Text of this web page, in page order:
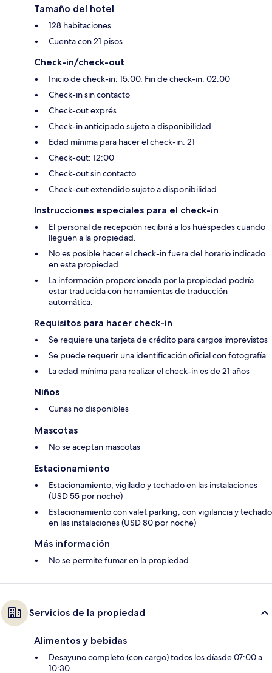
Tamaño del hotel
128 habitaciones
Cuenta con 21 pisos
Check-in/check-out
Inicio de check-in: 15:00. Fin de check-in: 02:00
Check-in sin contacto
Check-out exprés
Check-in anticipado sujeto a disponibilidad
Edad mínima para hacer el check-in: 21
Check-out: 12:00
Check-out sin contacto
Check-out extendido sujeto a disponibilidad
Instrucciones especiales para el check-in
El personal de recepción recibirá a los huéspedes cuando
lleguen a la propiedad.
No es posible hacer el check-in fuera del horario indicado
en esta propiedad.
La información proporcionada por la propiedad podría
estar traducida con herramientas de traducción
automática.
Requisitos para hacer check-in
Se requiere una tarjeta de crédito para cargos imprevistos
Se puede requerir una identificación oficial con fotografía
La edad mínima para realizar el check-in es de 21 años
Niños
Cunas no disponibles
Mascotas
No se aceptan mascotas
Estacionamiento
Estacionamiento, vigilado y techado en las instalaciones
(USD 55 por noche)
Estacionamiento con valet parking, con vigilancia y techado
en las instalaciones (USD 80 por noche)
Más información
No se permite fumar en la propiedad
Servicios de la propiedad
Alimentos y bebidas
Desayuno completo (con cargo) todos los díasde 07:00 a
10:30